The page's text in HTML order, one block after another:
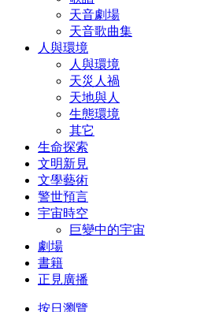
天音劇場
天音歌曲集
人與環境
人與環境
天災人禍
天地與人
生態環境
其它
生命探索
文明新見
文學藝術
警世預言
宇宙時空
巨變中的宇宙
劇場
書籍
正見廣播
按日瀏覽